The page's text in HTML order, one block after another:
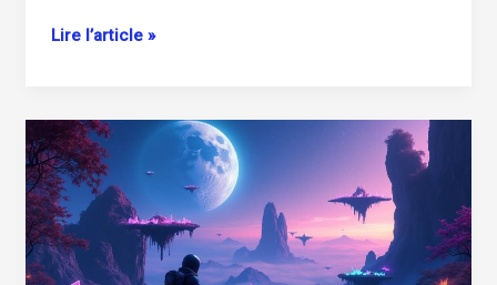
+675
l’indicatif
de
la
Papouasie-
Nouvelle-
Guinée
?
Lire l’article »